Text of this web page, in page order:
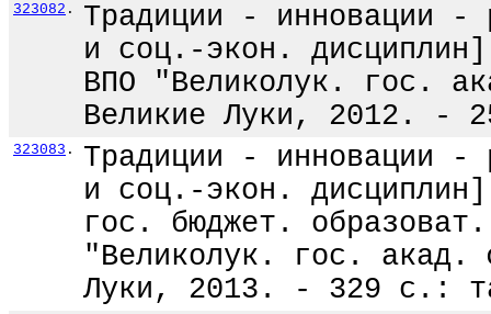
323082 .
Традиции - инновации
и соц.-экон.
ВПО "Великолук. гос.
Великие Луки, 2012. -
323083 .
Традиции - инновации
и соц.-экон.
гос. бюджет.
"Великолук. гос. акад.
Луки, 2013. - 329 с.: